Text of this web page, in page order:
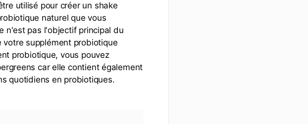
utilisé pour créer un shake
naturel que vous
n'est pas l'objectif principal du
supplément probiotique
probiotique, vous pouvez
car elle contient également
quotidiens en probiotiques.